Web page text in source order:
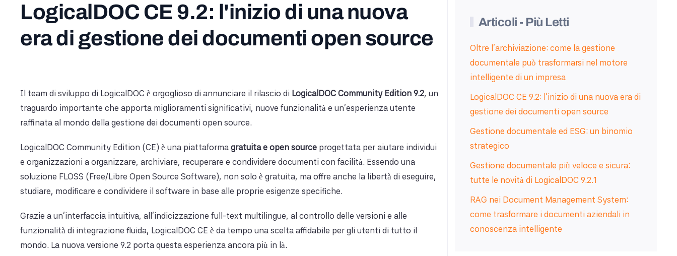
LogicalDOC CE 9.2: l'inizio di una nuova
era di gestione dei documenti open source
Il team di sviluppo di LogicalDOC è orgoglioso di annunciare il rilascio di LogicalDOC Community Edition 9.2, un
traguardo importante che apporta miglioramenti significativi, nuove funzionalità e un'esperienza utente
raffinata al mondo della gestione dei documenti open source.
LogicalDOC Community Edition (CE) è una piattaforma gratuita e open source progettata per aiutare individui
e organizzazioni a organizzare, archiviare, recuperare e condividere documenti con facilità. Essendo una
soluzione FLOSS (Free/Libre Open Source Software), non solo è gratuita, ma offre anche la libertà di eseguire,
studiare, modificare e condividere il software in base alle proprie esigenze specifiche.
Grazie a un'interfaccia intuitiva, all'indicizzazione full-text multilingue, al controllo delle versioni e alle
funzionalità di integrazione fluida, LogicalDOC CE è da tempo una scelta affidabile per gli utenti di tutto il
mondo. La nuova versione 9.2 porta questa esperienza ancora più in là.
Articoli - Più Letti
Oltre l’archiviazione: come la gestione
documentale può trasformarsi nel motore
intelligente di un impresa
LogicalDOC CE 9.2: l'inizio di una nuova era di
gestione dei documenti open source
Gestione documentale ed ESG: un binomio
strategico
Gestione documentale più veloce e sicura:
tutte le novità di LogicalDOC 9.2.1
RAG nei Document Management System:
come trasformare i documenti aziendali in
conoscenza intelligente